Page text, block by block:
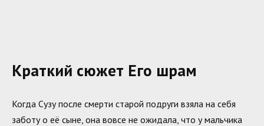
Краткий сюжет Его шрам
Когда Сузу после смерти старой подруги взяла на себя
заботу о её сыне, она вовсе не ожидала, что у мальчика